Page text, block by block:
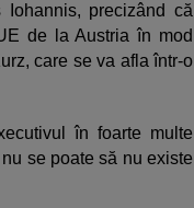
Iohannis, precizând că
de la Austria în mod
care se va afla într-o
în foarte multe
se poate să nu existe